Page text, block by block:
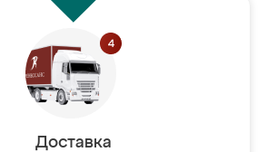
Доставка